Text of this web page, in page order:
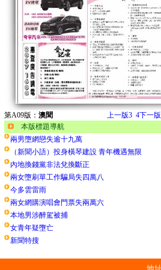
第A09版： 澳聞 上一版3 4下一版
本版標題導航
兩男墮網戀失逾十九萬
（新聞小語）投身橫琴建設 青年機遇無限
內地換錢黨非法兌換斷正
兩女墮刷單工作騙局失四萬八
今多雲雷雨
兩女網購演唱會門票失兩萬六
本地男涉醉駕被捕
女青年疑墮亡
新聞特搜